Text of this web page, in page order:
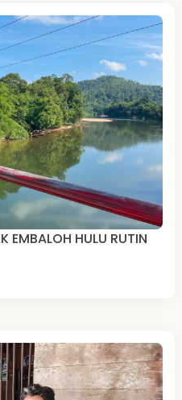
EMBALOH HULU RUTIN